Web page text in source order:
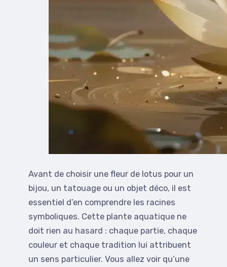
Avant de choisir une fleur de lotus pour un
bijou, un tatouage ou un objet déco, il est
essentiel d’en comprendre les racines
symboliques. Cette plante aquatique ne
doit rien au hasard : chaque partie, chaque
couleur et chaque tradition lui attribuent
un sens particulier. Vous allez voir qu’une